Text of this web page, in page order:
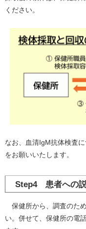
ください。
なお、血清IgM抗体検査
をお願いいたします。
Step4 患者への
保健所から、調査のた
い。併せて、保健所の電